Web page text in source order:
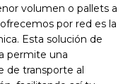
volumen o pallets a
por red es la
Esta solución de
permite una
de transporte al